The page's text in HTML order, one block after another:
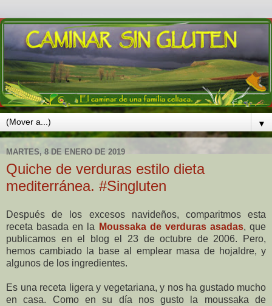
▼
MARTES, 8 DE ENERO DE 2019
Quiche de verduras estilo dieta
mediterránea. #Singluten
Después de los excesos navideños, comparitmos esta
receta basada en la
Moussaka de verduras asadas, que
publicamos en el blog el 23 de octubre de 2006. Pero,
hemos cambiado la base al emplear masa de hojaldre, y
algunos de los ingredientes.
Es una receta ligera y vegetariana, y nos ha gustado mucho
en casa. Como en su día nos gusto la moussaka de